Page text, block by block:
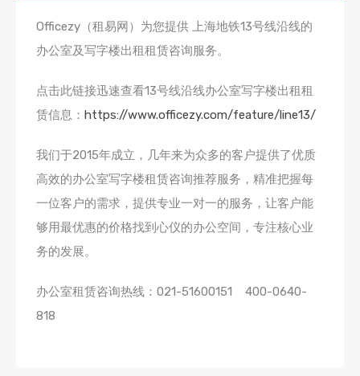
Officezy（租易网）为您提供 上海地铁13号线沿线的
办公室及写字楼出租租赁咨询服务。
点击此链接迅速查看13号线沿线办公室写字楼出租租
赁信息： https://www.officezy.com/feature/line13/
我们于2015年成立，几年来为众多的客户提供了优质
高效的办公室写字楼租赁咨询推荐服务，精准把握每
一位客户的需求，提供专业一对一的服务，让客户能
够用最优惠的价格找到心仪的办公空间，专注核心业
务的发展。
办公室租赁咨询热线：021-51600151 400-0640-
818